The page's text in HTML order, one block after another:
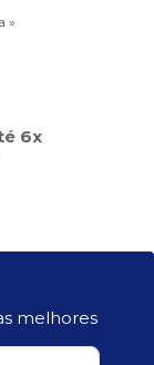
»
6x
melhores